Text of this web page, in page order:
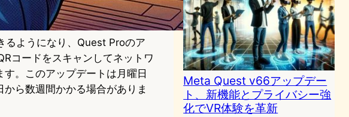
るようになり、Quest Proのア
コードをスキャンしてネットワ
。このアップデートは月曜日
ら数週間かかる場合がありま
Meta Quest v66アップデー
ト、新機能とプライバシー強
化でVR体験を革新